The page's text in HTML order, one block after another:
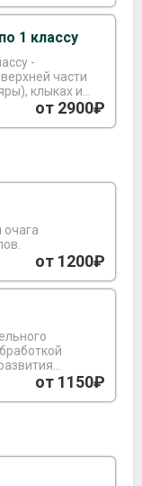
1 классу
-
клыках и
от 2900₽
от 1200₽
от 1150₽